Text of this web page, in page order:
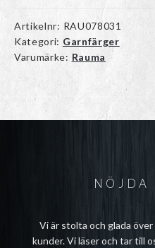
Artikelnr: RAU078031
Kategori: Garnfärger
Varumärke: Rauma
NÖJDA
Vi är stolta och glada
kunder. Vi läser och tar till